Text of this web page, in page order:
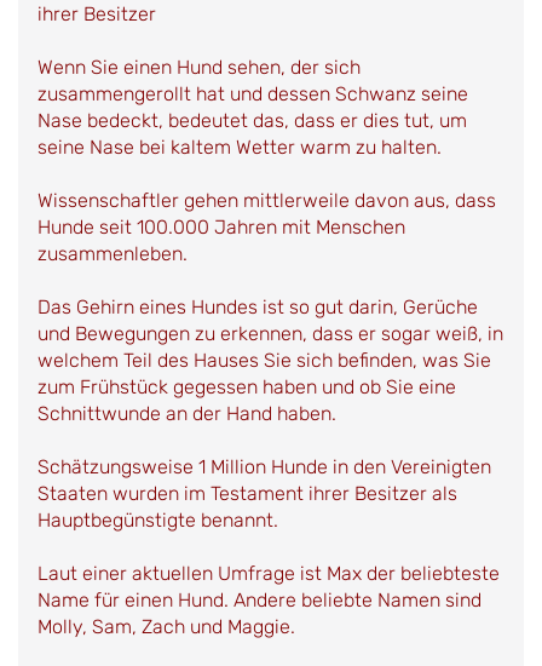
ihrer Besitzer
Wenn Sie einen Hund sehen, der sich
zusammengerollt hat und dessen Schwanz seine
Nase bedeckt, bedeutet das, dass er dies tut, um
seine Nase bei kaltem Wetter warm zu halten.
Wissenschaftler gehen mittlerweile davon aus, dass
Hunde seit 100.000 Jahren mit Menschen
zusammenleben.
Das Gehirn eines Hundes ist so gut darin, Gerüche
und Bewegungen zu erkennen, dass er sogar weiß, in
welchem Teil des Hauses Sie sich befinden, was Sie
zum Frühstück gegessen haben und ob Sie eine
Schnittwunde an der Hand haben.
Schätzungsweise 1 Million Hunde in den Vereinigten
Staaten wurden im Testament ihrer Besitzer als
Hauptbegünstigte benannt.
Laut einer aktuellen Umfrage ist Max der beliebteste
Name für einen Hund. Andere beliebte Namen sind
Molly, Sam, Zach und Maggie.